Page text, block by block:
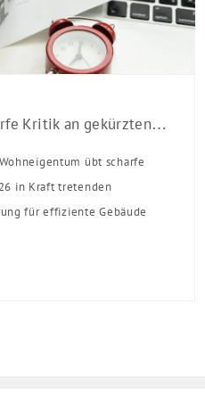
BEG-Reform 2026: Scharfe Kritik an gekürzten Sanierungsförderungen
übt scharfe
in Kraft tretenden
für effiziente Gebäude